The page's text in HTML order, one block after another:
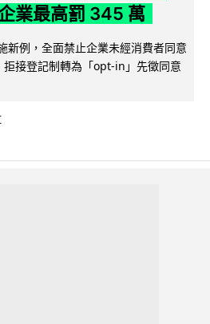
業最高罰 345 萬
新例，全面禁止企業未經消費者同意
接登記制轉為「opt-in」先徵同意